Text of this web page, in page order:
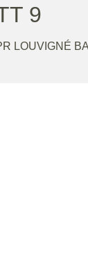
9
LOUVIGNÉ